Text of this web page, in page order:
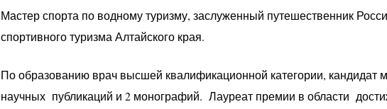
Мастер спорта по водному туризму, заслуженный путешественник
спортивного туризма Алтайского края.
По образованию врач высшей квалификационной категории, кандидат
научных публикаций и 2 монографий. Лауреат премии в области